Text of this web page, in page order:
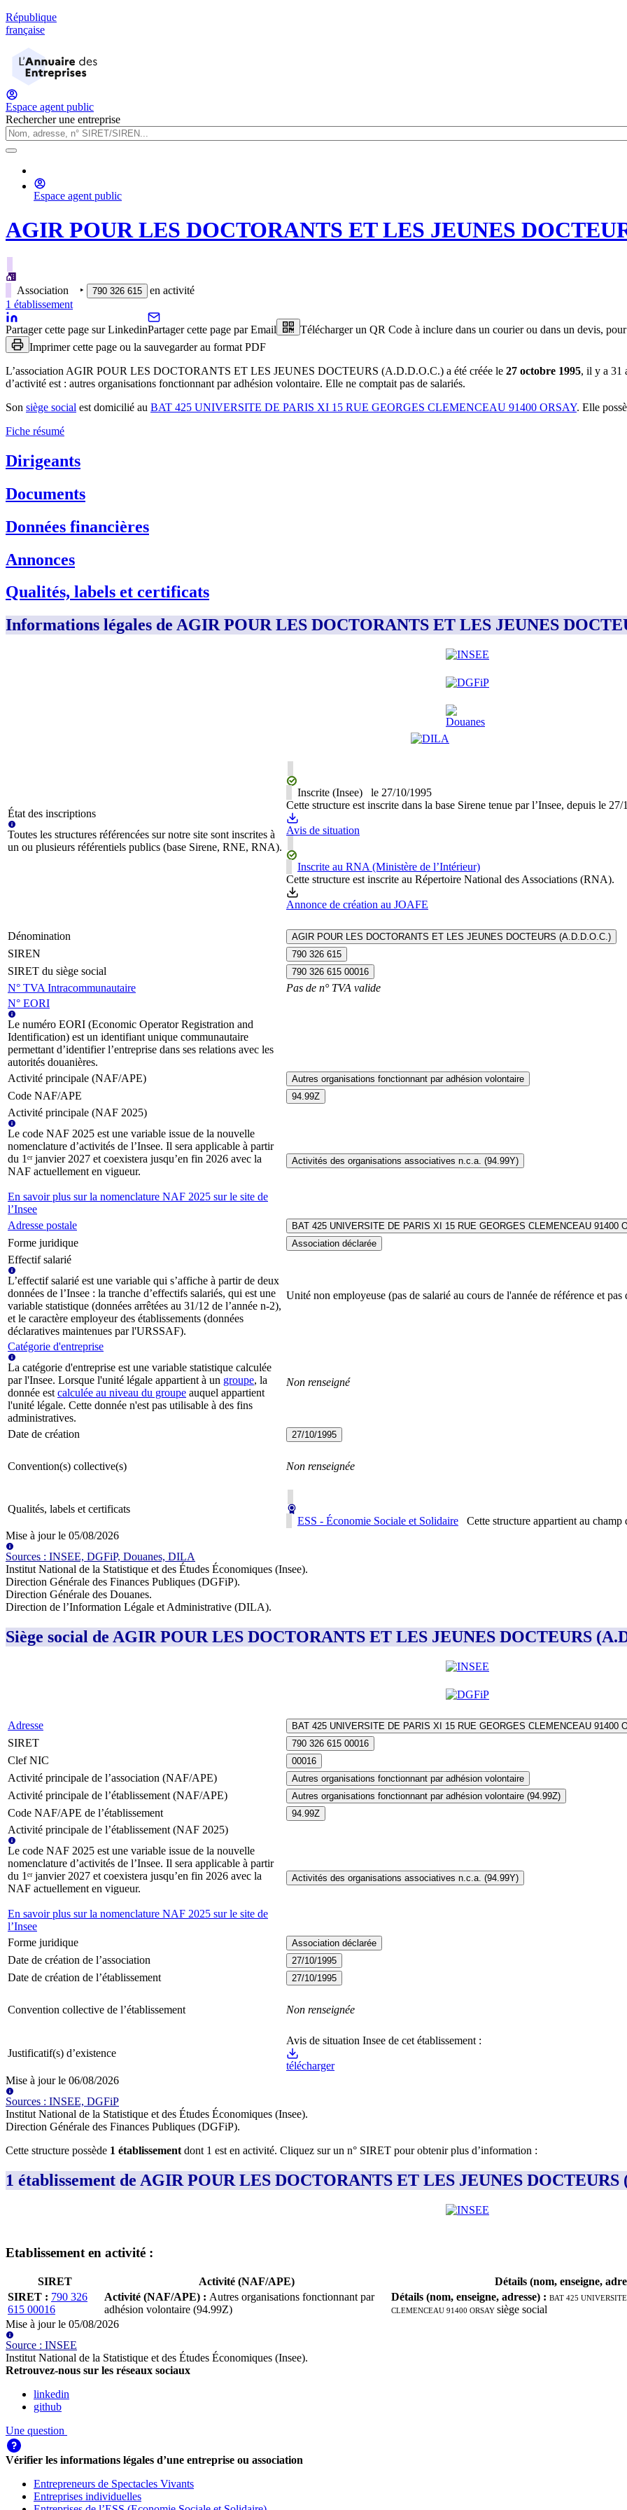
République
française
Espace agent public
Rechercher une entreprise
Espace agent public
AGIR POUR LES DOCTORANTS ET LES JEUNES
Association ‣ 790 326 615
en activité
1 établissement
Partager cette page sur LinkedinPartager cette page par Email
Télécharger un QR Code à inclure dans un courier ou dans un devis,
Imprimer cette page ou la sauvegarder au format PDF
L’association AGIR POUR LES DOCTORANTS ET LES JEUNES DOCTEURS (A.D.D.O.C.) a été créée le 27 octobre 1995, il y a 31
d’activité est : autres organisations fonctionnant par adhésion volontaire. Elle ne comptait pas de salariés.
Son siège social est domicilié au BAT 425 UNIVERSITE DE PARIS XI 15 RUE GEORGES CLEMENCEAU 91400 ORSAY. Elle
Fiche résumé
Dirigeants
Documents
Données financières
Annonces
Qualités, labels et certificats
Informations légales de AGIR POUR LES DOCTORANTS ET LES JEUNES
État des inscriptions
Toutes les structures référencées sur notre site sont inscrites à
un ou plusieurs référentiels publics (base Sirene, RNE, RNA).
Inscrite (Insee) le 27/10/1995
Cette structure est inscrite dans la base Sirene tenue par l’Insee, depuis le
Avis de situation
Inscrite au RNA (Ministère de l’Intérieur)
Cette structure est inscrite au Répertoire National des Associations (RNA).
Annonce de création au JOAFE
Dénomination AGIR POUR LES DOCTORANTS ET LES JEUNES DOCTEURS (A.D.D.O.C.)
SIREN 790 326 615
SIRET du siège social 790 326 615 00016
N° TVA Intracommunautaire
Pas de n° TVA valide
N° EORI
Le numéro EORI (Economic Operator Registration and
Identification) est un identifiant unique communautaire
permettant d’identifier l’entreprise dans ses relations avec les
autorités douanières.
Activité principale (NAF/APE)
Autres organisations fonctionnant par adhésion volontaire
Code NAF/APE 94.99Z
Activité principale (NAF 2025)
Le code NAF 2025 est une variable issue de la nouvelle
nomenclature d’activités de l’Insee. Il sera applicable à partir
du 1ᵉʳ janvier 2027 et coexistera jusqu’en fin 2026 avec la
NAF actuellement en vigueur.
En savoir plus sur la nomenclature NAF 2025 sur le site de
l’Insee
Activités des organisations associatives n.c.a. (94.99Y)
Adresse postale BAT 425 UNIVERSITE DE PARIS XI 15 RUE GEORGES CLEMENCEAU 91400
Forme juridique Association déclarée
Effectif salarié
L’effectif salarié est une variable qui s’affiche à partir de deux
données de l’Insee : la tranche d’effectifs salariés, qui est une
variable statistique (données arrêtées au 31/12 de l’année n-2),
et le caractère employeur des établissements (données
déclaratives maintenues par l'URSSAF).
Unité non employeuse (pas de salarié au cours de l'année de référence et
Catégorie d'entreprise
La catégorie d'entreprise est une variable statistique calculée
par l'Insee. Lorsque l'unité légale appartient à un groupe, la
donnée est calculée au niveau du groupe auquel appartient
l'unité légale. Cette donnée n'est pas utilisable à des fins
administratives.
Non renseigné
Date de création 27/10/1995
Convention(s) collective(s) Non renseignée
Qualités, labels et certificats
ESS - Économie Sociale et Solidaire
Cette structure appartient au
Mise à jour le 05/08/2026
Sources : INSEE, DGFiP, Douanes, DILA
Institut National de la Statistique et des Études Économiques (Insee).
Direction Générale des Finances Publiques (DGFiP).
Direction Générale des Douanes.
Direction de l’Information Légale et Administrative (DILA).
Siège social de AGIR POUR LES DOCTORANTS ET LES JEUNES DOCTEURS
Adresse BAT 425 UNIVERSITE DE PARIS XI 15 RUE GEORGES CLEMENCEAU 91400
SIRET 790 326 615 00016
Clef NIC 00016
Activité principale de l’association (NAF/APE) Autres organisations fonctionnant par adhésion volontaire
Activité principale de l’établissement (NAF/APE) Autres organisations fonctionnant par adhésion volontaire (94.99Z)
Code NAF/APE de l’établissement 94.99Z
Activité principale de l’établissement (NAF 2025)
Le code NAF 2025 est une variable issue de la nouvelle
nomenclature d’activités de l’Insee. Il sera applicable à partir
du 1ᵉʳ janvier 2027 et coexistera jusqu’en fin 2026 avec la
NAF actuellement en vigueur.
En savoir plus sur la nomenclature NAF 2025 sur le site de
l’Insee
Activités des organisations associatives n.c.a. (94.99Y)
Forme juridique Association déclarée
Date de création de l’association 27/10/1995
Date de création de l’établissement 27/10/1995
Convention collective de l’établissement Non renseignée
Justificatif(s) d’existence
Avis de situation Insee de cet établissement :
télécharger
Mise à jour le 06/08/2026
Sources : INSEE, DGFiP
Institut National de la Statistique et des Études Économiques (Insee).
Direction Générale des Finances Publiques (DGFiP).
Cette structure possède 1 établissement dont 1 est en activité. Cliquez sur un n° SIRET pour obtenir plus d’information :
1 établissement de AGIR POUR LES DOCTORANTS ET LES JEUNES DOCTEURS
Etablissement en activité :
SIRET Activité (NAF/APE) Détails (nom, enseigne,
SIRET : 790 326
615 00016
Activité (NAF/APE) : Autres organisations fonctionnant par
adhésion volontaire (94.99Z)
Détails (nom, enseigne, adresse) : BAT 425
CLEMENCEAU 91400 ORSAYsiège social
Mise à jour le 05/08/2026
Source : INSEE
Institut National de la Statistique et des Études Économiques (Insee).
Retrouvez-nous sur les réseaux sociaux
linkedin
github
Une question
Vérifier les informations légales d’une entreprise ou association
Entrepreneurs de Spectacles Vivants
Entreprises individuelles